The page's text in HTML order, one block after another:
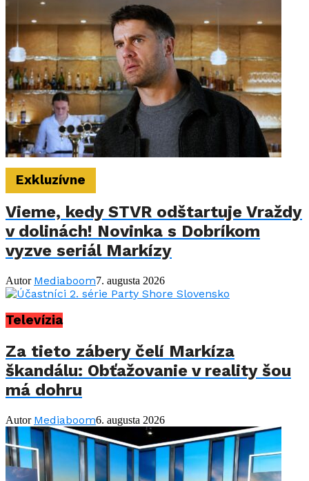
Exkluzívne
Vieme, kedy STVR odštartuje Vraždy
v dolinách! Novinka s Dobríkom
vyzve seriál Markízy
Autor Mediaboom7. augusta 2026
Televízia
Za tieto zábery čelí Markíza
škandálu: Obťažovanie v reality šou
má dohru
Autor Mediaboom6. augusta 2026